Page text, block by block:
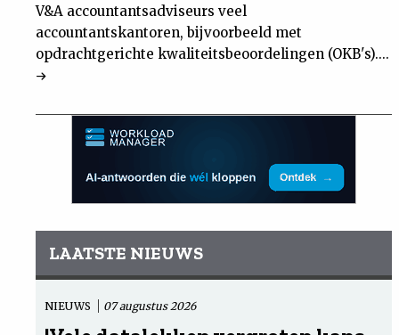
V&A accountantsadviseurs veel
accountantskantoren, bijvoorbeeld met
opdrachtgerichte kwaliteitsbeoordelingen (OKB's)....
LAATSTE NIEUWS
NIEUWS 07 augustus 2026